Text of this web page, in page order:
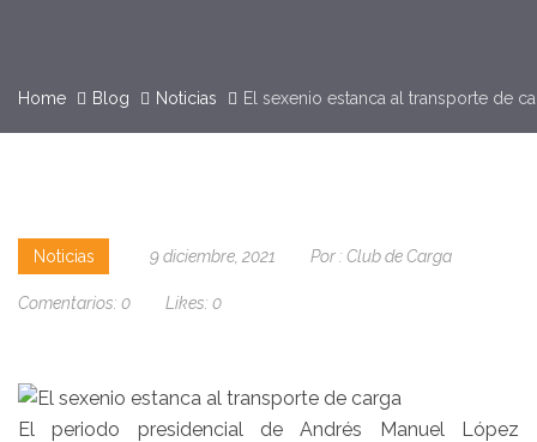
Home Blog Noticias El sexenio estanca al transporte de
Noticias 9 diciembre, 2021 Por : Club de Carga
Comentarios: 0 Likes: 0
El periodo presidencial de Andrés Manuel López